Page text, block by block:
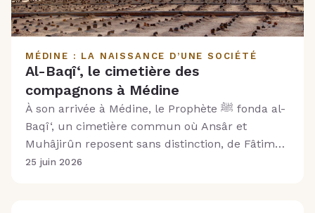
MÉDINE : LA NAISSANCE D’UNE SOCIÉTÉ
Al-Baqî‘, le cimetière des
compagnons à Médine
À son arrivée à Médine, le Prophète ﷺ fonda al-
Baqî‘, un cimetière commun où Ansâr et
Muhâjirûn reposent sans distinction, de Fâtima
à l’imam Mâlik.
25 juin 2026